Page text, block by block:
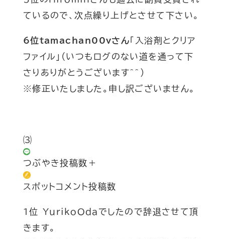
ているので、次点繰り上げとさせて下さい。
6位tamachan00vさん 「入浴剤とクリア
ファイル」 (いつもログのない道を通って下
さりありがとうございます^^ )
※修正いたしました。申し訳ございません。
⑶
つぶやき投稿数＋
スポットコメント投稿数
1位 YurikoOdaでしたので辞退させて頂
きます。